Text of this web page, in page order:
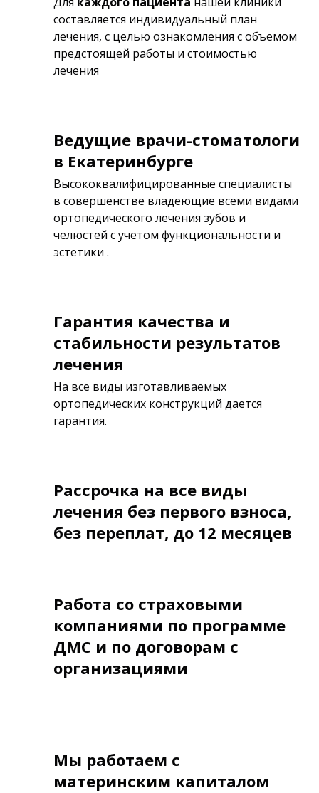
составляется индивидуальный план
лечения, с целью ознакомления с объемом
предстоящей работы и стоимостью
лечения
Ведущие врачи-стоматологи
в Екатеринбурге
Высококвалифицированные специалисты
в совершенстве владеющие всеми видами
ортопедического лечения зубов и
челюстей с учетом функциональности и
эстетики .
Гарантия качества и
стабильности результатов
лечения
На все виды изготавливаемых
ортопедических конструкций дается
гарантия.
Рассрочка на все виды
лечения без первого взноса,
без переплат, до 12 месяцев
Работа со страховыми
компаниями по программе
ДМС и по договорам с
организациями
Мы работаем с
материнским капиталом